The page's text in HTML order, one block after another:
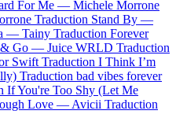
For Me — Michele Morrone
Traduction Stand By —
— Tainy Traduction Forever
& Go — Juice WRLD Traduction
Swift Traduction I Think I’m
Traduction bad vibes forever
If You're Too Shy (Let Me
Love — Avicii Traduction